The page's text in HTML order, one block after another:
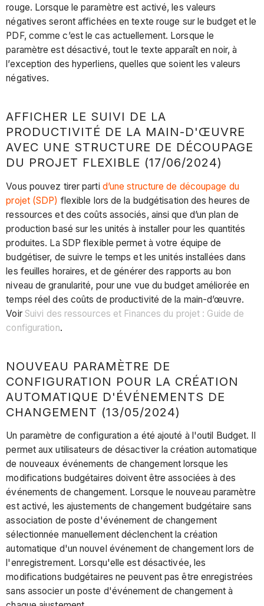
rouge. Lorsque le paramètre est activé, les valeurs
négatives seront affichées en texte rouge sur le budget et le
PDF, comme c’est le cas actuellement. Lorsque le
paramètre est désactivé, tout le texte apparaît en noir, à
l’exception des hyperliens, quelles que soient les valeurs
négatives.
AFFICHER LE SUIVI DE LA
PRODUCTIVITÉ DE LA MAIN-D'ŒUVRE
AVEC UNE STRUCTURE DE DÉCOUPAGE
DU PROJET FLEXIBLE (17/06/2024)
Vous pouvez tirer parti d’une structure de découpage du
projet (SDP) flexible lors de la budgétisation des heures de
ressources et des coûts associés, ainsi que d’un plan de
production basé sur les unités à installer pour les quantités
produites. La SDP flexible permet à votre équipe de
budgétiser, de suivre le temps et les unités installées dans
les feuilles horaires, et de générer des rapports au bon
niveau de granularité, pour une vue du budget améliorée en
temps réel des coûts de productivité de la main-d’œuvre.
Voir Suivi des ressources et Finances du projet : Guide de
configuration.
NOUVEAU PARAMÈTRE DE
CONFIGURATION POUR LA CRÉATION
AUTOMATIQUE D'ÉVÉNEMENTS DE
CHANGEMENT (13/05/2024)
Un paramètre de configuration a été ajouté à l'outil Budget. Il
permet aux utilisateurs de désactiver la création automatique
de nouveaux événements de changement lorsque les
modifications budgétaires doivent être associées à des
événements de changement. Lorsque le nouveau paramètre
est activé, les ajustements de changement budgétaire sans
association de poste d'événement de changement
sélectionnée manuellement déclenchent la création
automatique d'un nouvel événement de changement lors de
l'enregistrement. Lorsqu'elle est désactivée, les
modifications budgétaires ne peuvent pas être enregistrées
sans associer un poste d'événement de changement à